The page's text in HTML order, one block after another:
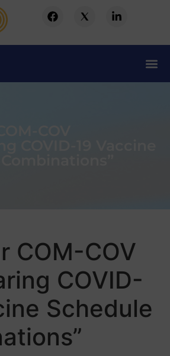
COM-COV
COVID-
Schedule